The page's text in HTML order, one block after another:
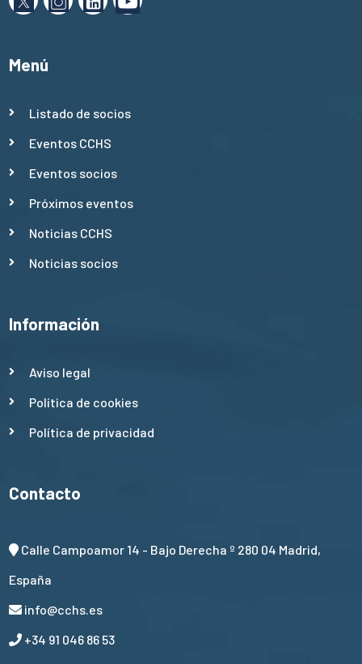
Menú
Listado de socios
Eventos CCHS
Eventos socios
Próximos eventos
Noticias CCHS
Noticias socios
Información
Aviso legal
Política de cookies
Política de privacidad
Contacto
Calle Campoamor 14 - Bajo Derecha º 280 04 Madrid,
España
info@cchs.es
+34 91 046 86 53